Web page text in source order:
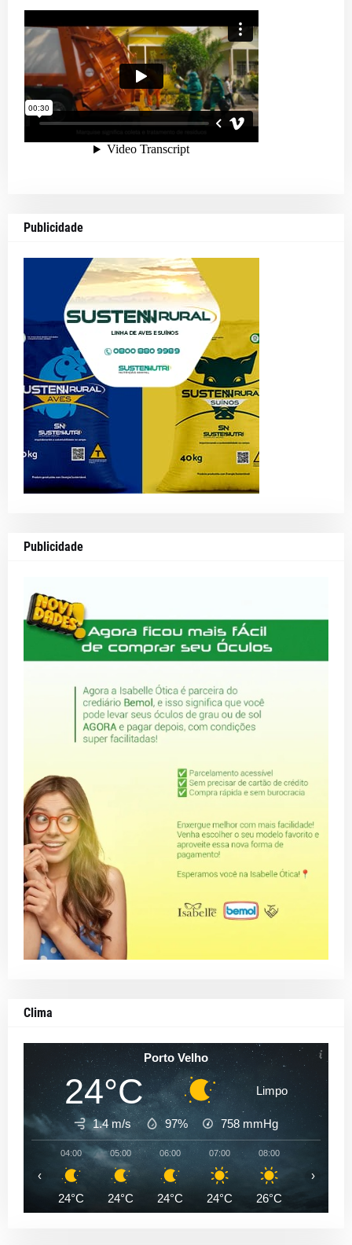
Publicidade
Publicidade
Clima
Porto Velho
24°C Limpo
1.4 m/s 97% 758 mmHg
04:00
24°C
05:00
24°C
06:00
24°C
07:00
24°C
08:00
26°C
‹ ›